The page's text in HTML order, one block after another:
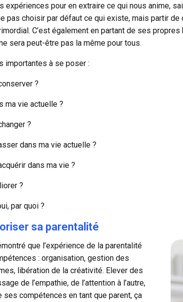
expériences pour en extraire ce qui nous anime,
pas choisir par défaut ce qui existe, mais partir
C’est également en partant de ses
sera peut-être pas la même pour tous.
importantes à se poser :
?
ma vie actuelle ?
?
dans ma vie actuelle ?
dans ma vie ?
?
par quoi ?
sa parentalité
que l’expérience de la parentalité
: organisation, gestion des
libération de la créativité. Elever des
de l’empathie, de l’attention à l’autre,
ses compétences en tant que parent, ça